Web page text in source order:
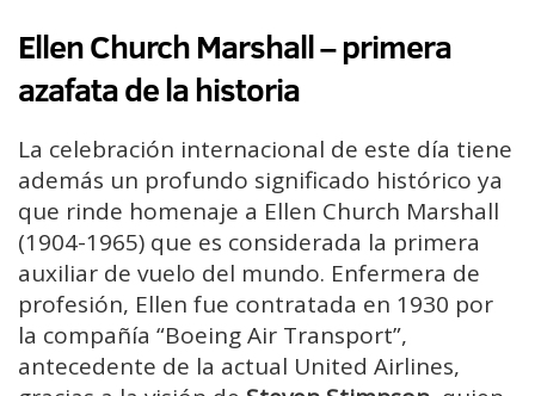
Ellen Church Marshall – primera
azafata de la historia
La celebración internacional de este día tiene
además un profundo significado histórico ya
que rinde homenaje a Ellen Church Marshall
(1904-1965) que es considerada la primera
auxiliar de vuelo del mundo. Enfermera de
profesión, Ellen fue contratada en 1930 por
la compañía “Boeing Air Transport”,
antecedente de la actual United Airlines,